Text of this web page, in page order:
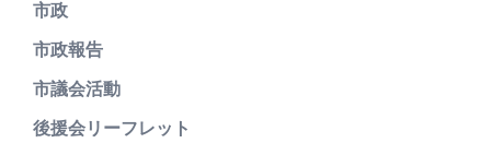
市政
市政報告
市議会活動
後援会リーフレット